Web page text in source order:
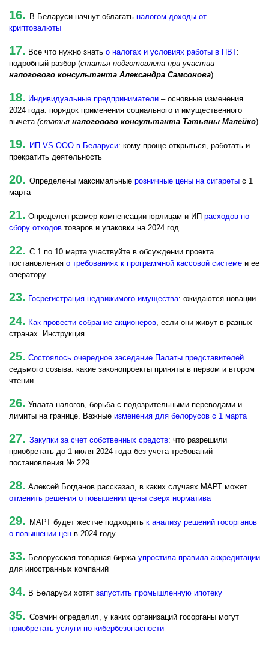
16. В Беларуси начнут облагать налогом доходы от
криптовалюты
17. Все что нужно знать о налогах и условиях работы в ПВТ:
подробный разбор (статья подготовлена при участии
налогового консультанта Александра Самсонова)
18. Индивидуальные предприниматели – основные изменения
2024 года: порядок применения социального и имущественного
вычета (статья налогового консультанта Татьяны Малейко)
19. ИП VS ООО в Беларуси: кому проще открыться, работать и
прекратить деятельность
20. Определены максимальные розничные цены на сигареты с 1
марта
21. Определен размер компенсации юрлицам и ИП расходов по
сбору отходов товаров и упаковки на 2024 год
22. С 1 по 10 марта участвуйте в обсуждении проекта
постановления о требованиях к программной кассовой системе и ее
оператору
23. Госрегистрация недвижимого имущества: ожидаются новации
24. Как провести собрание акционеров, если они живут в разных
странах. Инструкция
25. Состоялось очередное заседание Палаты представителей
седьмого созыва: какие законопроекты приняты в первом и втором
чтении
26. Уплата налогов, борьба с подозрительными переводами и
лимиты на границе. Важные изменения для белорусов с 1 марта
27. Закупки за счет собственных средств: что разрешили
приобретать до 1 июля 2024 года без учета требований
постановления № 229
28. Алексей Богданов рассказал, в каких случаях МАРТ может
отменить решения о повышении цены сверх норматива
29. МАРТ будет жестче подходить к анализу решений госорганов
о повышении цен в 2024 году
33. Белорусская товарная биржа упростила правила аккредитации
для иностранных компаний
34. В Беларуси хотят запустить промышленную ипотеку
35. Совмин определил, у каких организаций госорганы могут
приобретать услуги по кибербезопасности